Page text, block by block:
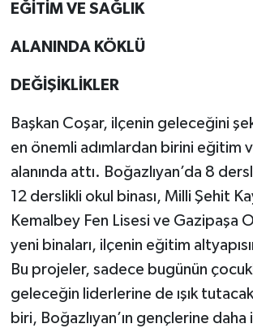
EĞİTİM VE SAĞLIK
ALANINDA KÖKLÜ
DEĞİŞİKLİKLER
Başkan Coşar, ilçenin geleceğini
en önemli adımlardan birini eğitim
alanında attı. Boğazlıyan’da 8
12 derslikli okul binası, Milli Şehit
Kemalbey Fen Lisesi ve Gazipaşa
yeni binaları, ilçenin eğitim
Bu projeler, sadece bugünün
geleceğin liderlerine de ışık
biri, Boğazlıyan’ın gençlerine